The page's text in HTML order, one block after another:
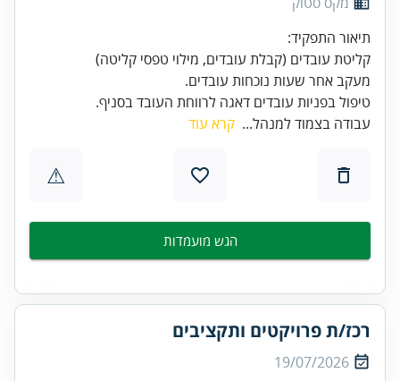
טיפול בפניות עובדים דאגה לרווחת העובד בסניף.
עבודה בצמוד למנהל... קרא עוד
⚠
הגש מועמדות
רכז/ת פרויקטים ותקציבים
19/07/2026